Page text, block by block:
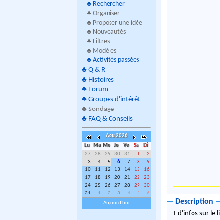
♣ Rechercher
♣ Organiser
♣ Proposer une idée
♣ Nouveautés
♣ Filtres
♣ Modèles
♣ Activités passées
♣ Q & R
♣ Histoires
♣ Forum
♣ Groupes d'intérêt
♣ Sondage
♣ FAQ & Conseils
Aou 2026
Lu
Ma Me Je Ve Sa
Di
27
28 29 30 31 1
2
3
4 5 6 7 8
9
10
11 12 13 14 15
16
17
18 19 20 21 22
23
24
25 26 27 28 29
30
31
1 2 3 4 5
6
Aujourd'hui
Description
+ d'infos sur le